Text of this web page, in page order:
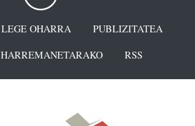
LEGE OHARRA
PUBLIZITATEA
HARREMANETARAKO RSS